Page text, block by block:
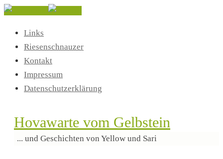
Links
Riesenschnauzer
Kontakt
Impressum
Datenschutzerklärung
Hovawarte vom Gelbstein
... und Geschichten von Yellow und Sari